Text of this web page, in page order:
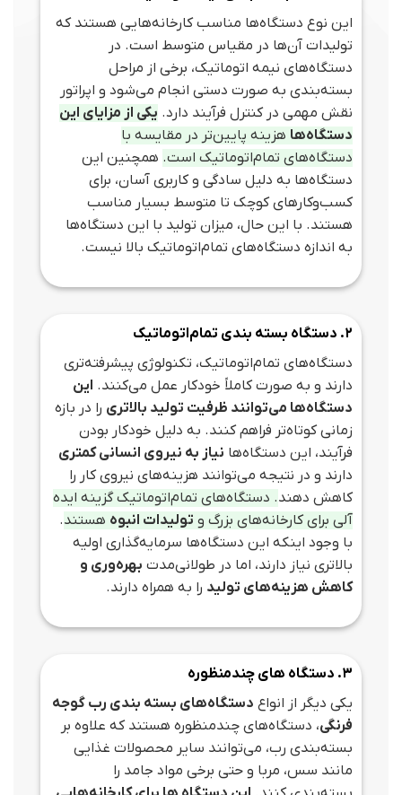
این نوع دستگاه‌ها مناسب کارخانه‌هایی هستند که
تولیدات آن‌ها در مقیاس متوسط است. در
دستگاه‌های نیمه اتوماتیک، برخی از مراحل
بسته‌بندی به صورت دستی انجام می‌شود و اپراتور
نقش مهمی در کنترل فرآیند دارد. یکی از مزایای این
دستگاه‌ها هزینه پایین‌تر در مقایسه با
دستگاه‌های تمام‌اتوماتیک است. همچنین این
دستگاه‌ها به دلیل سادگی و کاربری آسان، برای
کسب‌وکارهای کوچک تا متوسط بسیار مناسب
هستند. با این حال، میزان تولید با این دستگاه‌ها
به اندازه دستگاه‌های تمام‌اتوماتیک بالا نیست.
2. دستگاه بسته‌ بندی تمام‌اتوماتیک
دستگاه‌های تمام‌اتوماتیک، تکنولوژی پیشرفته‌تری
دارند و به صورت کاملاً خودکار عمل می‌کنند. این
دستگاه‌ها می‌توانند ظرفیت تولید بالاتری را در بازه
زمانی کوتاه‌تر فراهم کنند. به دلیل خودکار بودن
فرآیند، این دستگاه‌ها نیاز به نیروی انسانی کمتری
دارند و در نتیجه می‌توانند هزینه‌های نیروی کار را
کاهش دهند. دستگاه‌های تمام‌اتوماتیک گزینه ایده
آلی برای کارخانه‌های بزرگ و تولیدات انبوه هستند.
با وجود اینکه این دستگاه‌ها سرمایه‌گذاری اولیه
بالاتری نیاز دارند، اما در طولانی‌مدت بهره‌وری و
کاهش هزینه‌های تولید را به همراه دارند.
3. دستگاه‌ های چندمنظوره
یکی دیگر از انواع دستگاه‌های بسته‌ بندی رب گوجه
فرنگی، دستگاه‌های چندمنظوره هستند که علاوه بر
بسته‌بندی رب، می‌توانند سایر محصولات غذایی
مانند سس، مربا و حتی برخی مواد جامد را